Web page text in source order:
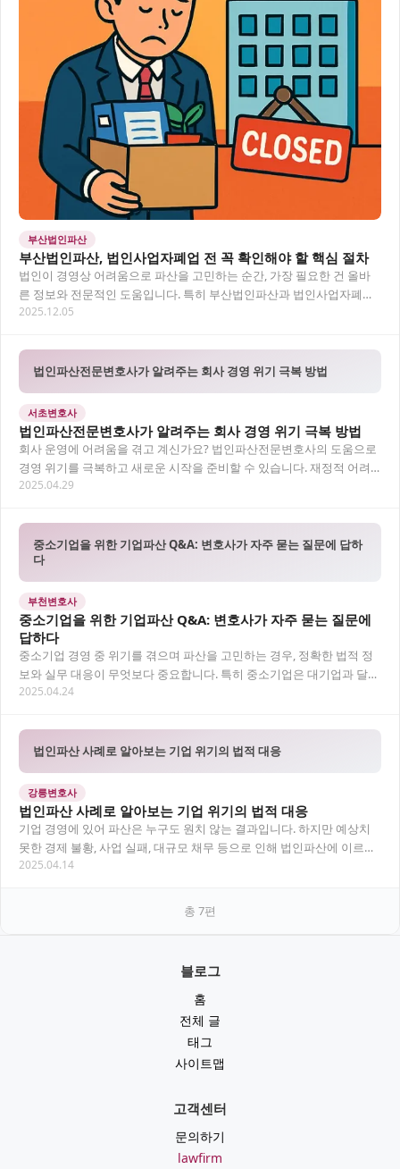
부산법인파산
부산법인파산, 법인사업자폐업 전 꼭 확인해야 할 핵심 절차
법인이 경영상 어려움으로 파산을 고민하는 순간, 가장 필요한 건 올바
른 정보와 전문적인 도움입니다. 특히 부산법인파산과 법인사업자폐업
절차는 복잡한 법적 과정을 포함하고 있어 전문…
2025.12.05
법인파산전문변호사가 알려주는 회사 경영 위기 극복 방법
서초변호사
법인파산전문변호사가 알려주는 회사 경영 위기 극복 방법
회사 운영에 어려움을 겪고 계신가요? 법인파산전문변호사의 도움으로
경영 위기를 극복하고 새로운 시작을 준비할 수 있습니다. 재정적 어려
움에 처한 기업들이 법적 절차를 통해 부담을…
2025.04.29
중소기업을 위한 기업파산 Q&A: 변호사가 자주 묻는 질문에 답하
다
부천변호사
중소기업을 위한 기업파산 Q&A: 변호사가 자주 묻는 질문에
답하다
중소기업 경영 중 위기를 겪으며 파산을 고민하는 경우, 정확한 법적 정
보와 실무 대응이 무엇보다 중요합니다. 특히 중소기업은 대기업과 달리
자금 유동성 확보가 어렵고, 대표 개인의…
2025.04.24
법인파산 사례로 알아보는 기업 위기의 법적 대응
강릉변호사
법인파산 사례로 알아보는 기업 위기의 법적 대응
기업 경영에 있어 파산은 누구도 원치 않는 결과입니다. 하지만 예상치
못한 경제 불황, 사업 실패, 대규모 채무 등으로 인해 법인파산에 이르는
사례는 적지 않습니다. 이 글에서는…
2025.04.14
총 7편
블로그
홈
전체 글
태그
사이트맵
고객센터
문의하기
lawfirm